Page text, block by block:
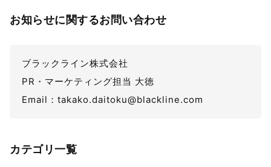
お知らせに関するお問い合わせ
ブラックライン株式会社
PR・マーケティング担当 大徳
Email：takako.daitoku@blackline.com
カテゴリ一覧